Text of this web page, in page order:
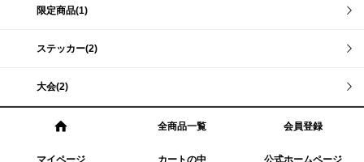
限定商品(1)
ステッカー(2)
大会(2)
全商品一覧 会員登録
マイページ カートの中 公式ホームページ